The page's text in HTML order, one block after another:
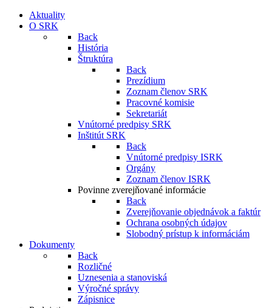
Aktuality
O SRK
Back
História
Štruktúra
Back
Prezídium
Zoznam členov SRK
Pracovné komisie
Sekretariát
Vnútorné predpisy SRK
Inštitút SRK
Back
Vnútorné predpisy ISRK
Orgány
Zoznam členov ISRK
Povinne zverejňované informácie
Back
Zverejňovanie objednávok a faktúr
Ochrana osobných údajov
Slobodný prístup k informáciám
Dokumenty
Back
Rozličné
Uznesenia a stanoviská
Výročné správy
Zápisnice